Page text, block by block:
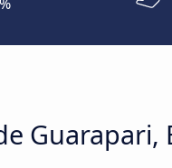
Guarapari,